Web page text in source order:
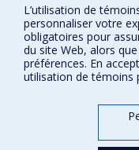
Signaler une erreur
Accessibilité
FACULTÉ DES ARTS ET
Nos centres d'études
L’utilisation de
personnaliser votre
obligatoires pour
du site Web, alors
préférences. En
utilisation de témoins